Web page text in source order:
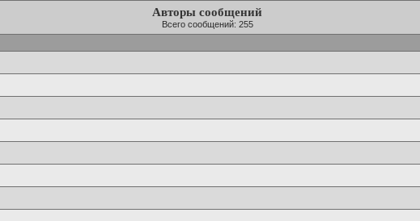
Авторы сообщений
Всего сообщений: 255